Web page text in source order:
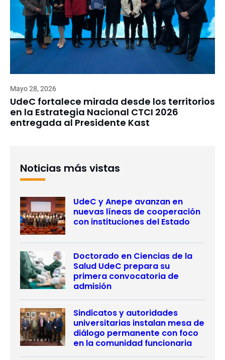
Mayo 28, 2026
UdeC fortalece mirada desde los territorios
en la Estrategia Nacional CTCI 2026
entregada al Presidente Kast
Noticias más vistas
UdeC y Anepe avanzan en
nuevas líneas de cooperación
con instituciones del Estado
Doctorado en Ciencias de la
Salud UdeC prepara su
primera convocatoria de
admisión
Sindicatos y autoridades
universitarias instalan mesa de
diálogo permanente con foco
en la comunidad funcionaria